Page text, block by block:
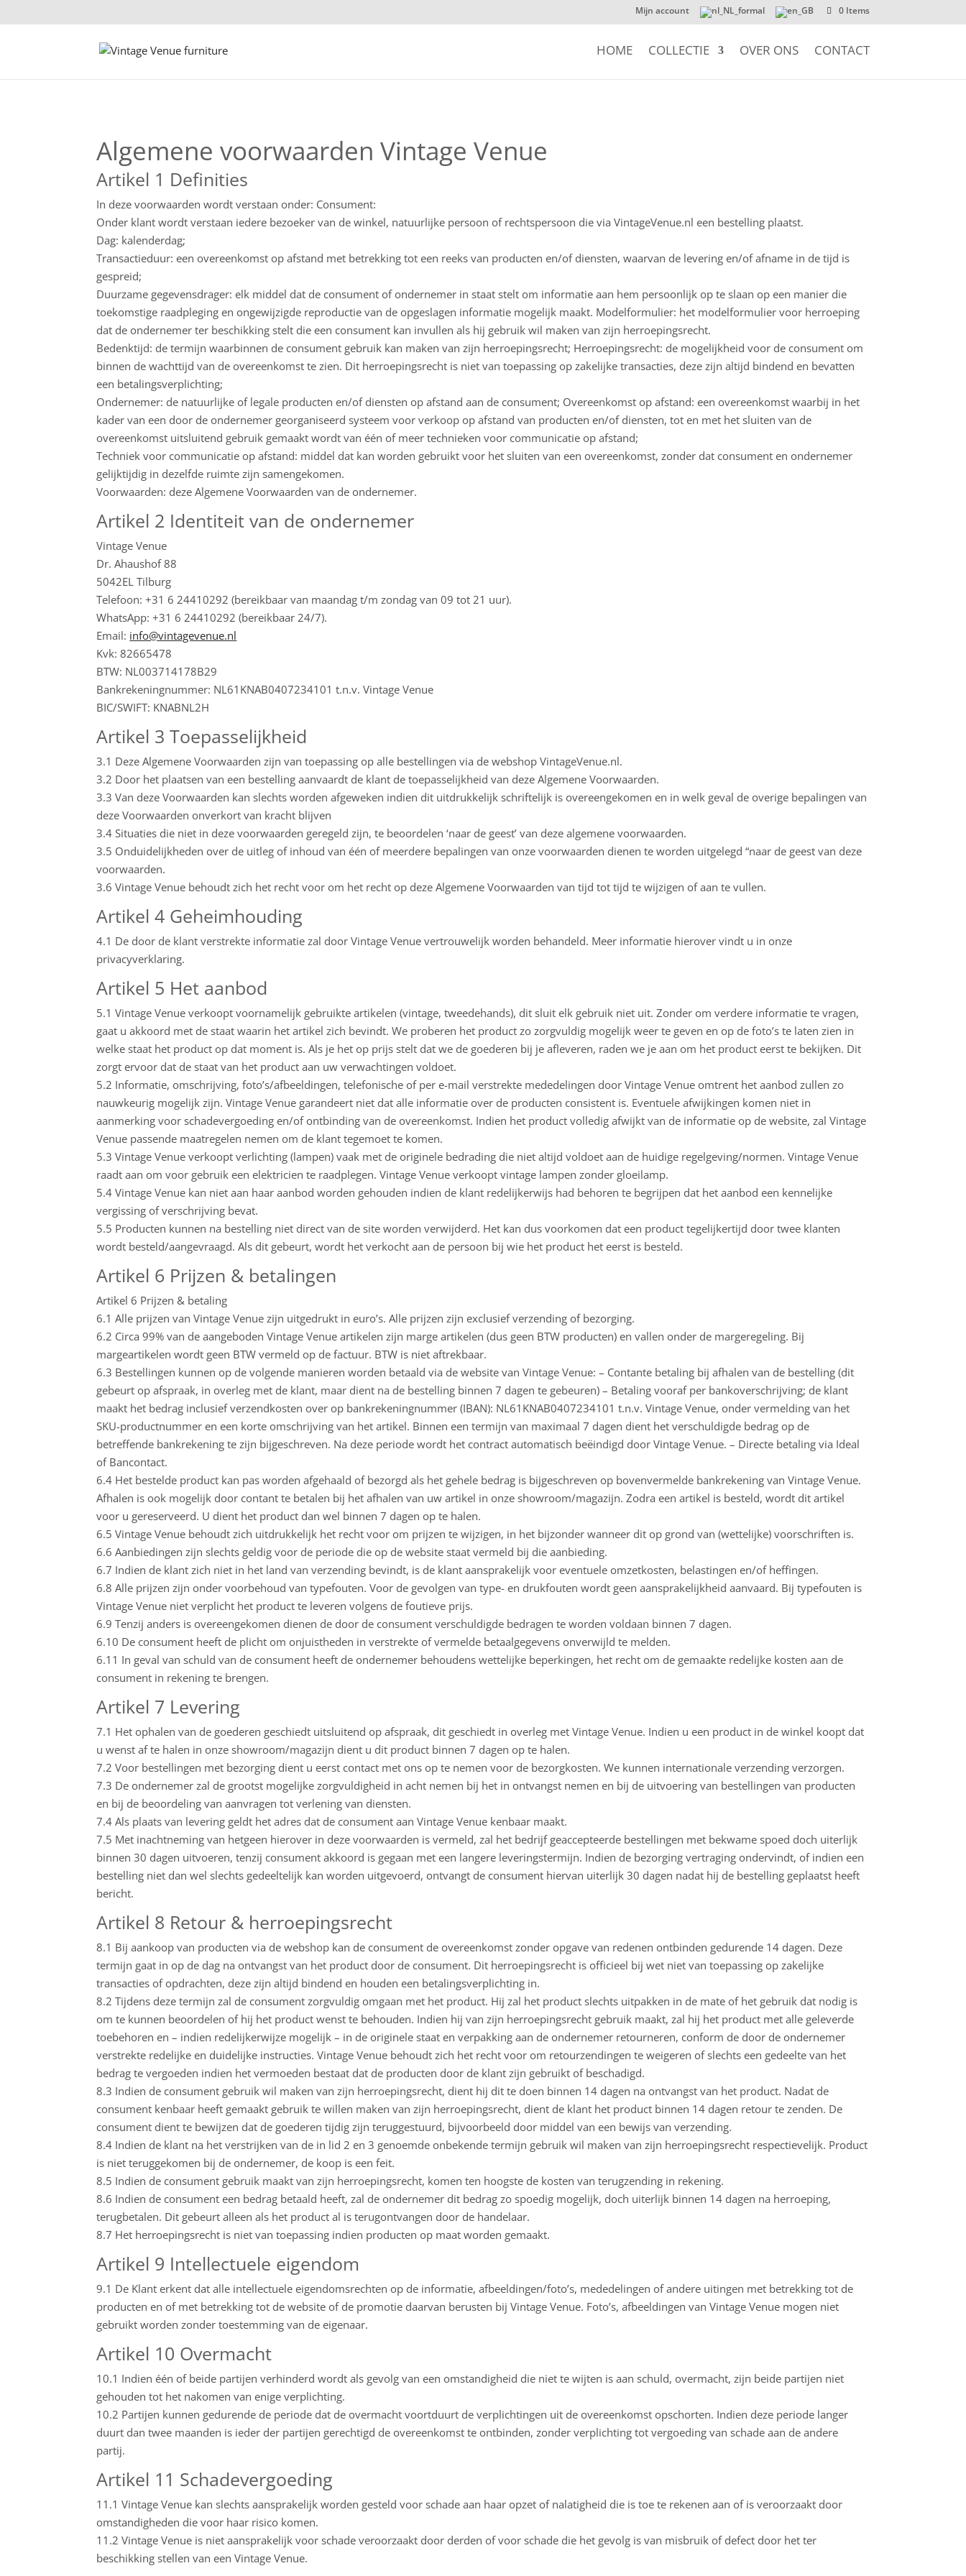
Mijn account 0 Items
HOME COLLECTIE OVER ONS CONTACT
Algemene voorwaarden Vintage Venue
Artikel 1 Definities
In deze voorwaarden wordt verstaan ​​onder: Consument:
Onder klant wordt verstaan ​​iedere bezoeker van de winkel, natuurlijke persoon of rechtspersoon die via VintageVenue.nl een bestelling plaatst.
Dag: kalenderdag;
Transactieduur: een overeenkomst op afstand met betrekking tot een reeks van producten en/of diensten, waarvan de levering en/of afname in de tijd is
gespreid;
Duurzame gegevensdrager: elk middel dat de consument of ondernemer in staat stelt om informatie aan hem persoonlijk op te slaan op een manier die
toekomstige raadpleging en ongewijzigde reproductie van de opgeslagen informatie mogelijk maakt. Modelformulier: het modelformulier voor herroeping
dat de ondernemer ter beschikking stelt die een consument kan invullen als hij gebruik wil maken van zijn herroepingsrecht.
Bedenktijd: de termijn waarbinnen de consument gebruik kan maken van zijn herroepingsrecht; Herroepingsrecht: de mogelijkheid voor de consument om
binnen de wachttijd van de overeenkomst te zien. Dit herroepingsrecht is niet van toepassing op zakelijke transacties, deze zijn altijd bindend en bevatten
een betalingsverplichting;
Ondernemer: de natuurlijke of legale producten en/of diensten op afstand aan de consument; Overeenkomst op afstand: een overeenkomst waarbij in het
kader van een door de ondernemer georganiseerd systeem voor verkoop op afstand van producten en/of diensten, tot en met het sluiten van de
overeenkomst uitsluitend gebruik gemaakt wordt van één of meer technieken voor communicatie op afstand;
Techniek voor communicatie op afstand: middel dat kan worden gebruikt voor het sluiten van een overeenkomst, zonder dat consument en ondernemer
gelijktijdig in dezelfde ruimte zijn samengekomen.
Voorwaarden: deze Algemene Voorwaarden van de ondernemer.
Artikel 2 Identiteit van de ondernemer
Vintage Venue
Dr. Ahaushof 88
5042EL Tilburg
Telefoon: +31 6 24410292 (bereikbaar van maandag t/m zondag van 09 tot 21 uur).
WhatsApp: +31 6 24410292 (bereikbaar 24/7).
Email: info@vintagevenue.nl
Kvk: 82665478
BTW: NL003714178B29
Bankrekeningnummer: NL61KNAB0407234101 t.n.v. Vintage Venue
BIC/SWIFT: KNABNL2H
Artikel 3 Toepasselijkheid
3.1 Deze Algemene Voorwaarden zijn van toepassing op alle bestellingen via de webshop VintageVenue.nl.
3.2 Door het plaatsen van een bestelling aanvaardt de klant de toepasselijkheid van deze Algemene Voorwaarden.
3.3 Van deze Voorwaarden kan slechts worden afgeweken indien dit uitdrukkelijk schriftelijk is overeengekomen en in welk geval de overige bepalingen van
deze Voorwaarden onverkort van kracht blijven
3.4 Situaties die niet in deze voorwaarden geregeld zijn, te beoordelen ‘naar de geest’ van deze algemene voorwaarden.
3.5 Onduidelijkheden over de uitleg of inhoud van één of meerdere bepalingen van onze voorwaarden dienen te worden uitgelegd “naar de geest van deze
voorwaarden.
3.6 Vintage Venue behoudt zich het recht voor om het recht op deze Algemene Voorwaarden van tijd tot tijd te wijzigen of aan te vullen.
Artikel 4 Geheimhouding
4.1 De door de klant verstrekte informatie zal door Vintage Venue vertrouwelijk worden behandeld. Meer informatie hierover vindt u in onze
privacyverklaring.
Artikel 5 Het aanbod
5.1 Vintage Venue verkoopt voornamelijk gebruikte artikelen (vintage, tweedehands), dit sluit elk gebruik niet uit. Zonder om verdere informatie te vragen,
gaat u akkoord met de staat waarin het artikel zich bevindt. We proberen het product zo zorgvuldig mogelijk weer te geven en op de foto’s te laten zien in
welke staat het product op dat moment is. Als je het op prijs stelt dat we de goederen bij je afleveren, raden we je aan om het product eerst te bekijken. Dit
zorgt ervoor dat de staat van het product aan uw verwachtingen voldoet.
5.2 Informatie, omschrijving, foto’s/afbeeldingen, telefonische of per e-mail verstrekte mededelingen door Vintage Venue omtrent het aanbod zullen zo
nauwkeurig mogelijk zijn. Vintage Venue garandeert niet dat alle informatie over de producten consistent is. Eventuele afwijkingen komen niet in
aanmerking voor schadevergoeding en/of ontbinding van de overeenkomst. Indien het product volledig afwijkt van de informatie op de website, zal Vintage
Venue passende maatregelen nemen om de klant tegemoet te komen.
5.3 Vintage Venue verkoopt verlichting (lampen) vaak met de originele bedrading die niet altijd voldoet aan de huidige regelgeving/normen. Vintage Venue
raadt aan om voor gebruik een elektricien te raadplegen. Vintage Venue verkoopt vintage lampen zonder gloeilamp.
5.4 Vintage Venue kan niet aan haar aanbod worden gehouden indien de klant redelijkerwijs had behoren te begrijpen dat het aanbod een kennelijke
vergissing of verschrijving bevat.
5.5 Producten kunnen na bestelling niet direct van de site worden verwijderd. Het kan dus voorkomen dat een product tegelijkertijd door twee klanten
wordt besteld/aangevraagd. Als dit gebeurt, wordt het verkocht aan de persoon bij wie het product het eerst is besteld.
Artikel 6 Prijzen & betalingen
Artikel 6 Prijzen & betaling
6.1 Alle prijzen van Vintage Venue zijn uitgedrukt in euro’s. Alle prijzen zijn exclusief verzending of bezorging.
6.2 Circa 99% van de aangeboden Vintage Venue artikelen zijn marge artikelen (dus geen BTW producten) en vallen onder de margeregeling. Bij
margeartikelen wordt geen BTW vermeld op de factuur. BTW is niet aftrekbaar.
6.3 Bestellingen kunnen op de volgende manieren worden betaald via de website van Vintage Venue: – Contante betaling bij afhalen van de bestelling (dit
gebeurt op afspraak, in overleg met de klant, maar dient na de bestelling binnen 7 dagen te gebeuren) – Betaling vooraf per bankoverschrijving; de klant
maakt het bedrag inclusief verzendkosten over op bankrekeningnummer (IBAN): NL61KNAB0407234101 t.n.v. Vintage Venue, onder vermelding van het
SKU-productnummer en een korte omschrijving van het artikel. Binnen een termijn van maximaal 7 dagen dient het verschuldigde bedrag op de
betreffende bankrekening te zijn bijgeschreven. Na deze periode wordt het contract automatisch beëindigd door Vintage Venue. – Directe betaling via Ideal
of Bancontact.
6.4 Het bestelde product kan pas worden afgehaald of bezorgd als het gehele bedrag is bijgeschreven op bovenvermelde bankrekening van Vintage Venue.
Afhalen is ook mogelijk door contant te betalen bij het afhalen van uw artikel in onze showroom/magazijn. Zodra een artikel is besteld, wordt dit artikel
voor u gereserveerd. U dient het product dan wel binnen 7 dagen op te halen.
6.5 Vintage Venue behoudt zich uitdrukkelijk het recht voor om prijzen te wijzigen, in het bijzonder wanneer dit op grond van (wettelijke) voorschriften is.
6.6 Aanbiedingen zijn slechts geldig voor de periode die op de website staat vermeld bij die aanbieding.
6.7 Indien de klant zich niet in het land van verzending bevindt, is de klant aansprakelijk voor eventuele omzetkosten, belastingen en/of heffingen.
6.8 Alle prijzen zijn onder voorbehoud van typefouten. Voor de gevolgen van type- en drukfouten wordt geen aansprakelijkheid aanvaard. Bij typefouten is
Vintage Venue niet verplicht het product te leveren volgens de foutieve prijs.
6.9 Tenzij anders is overeengekomen dienen de door de consument verschuldigde bedragen te worden voldaan binnen 7 dagen.
6.10 De consument heeft de plicht om onjuistheden in verstrekte of vermelde betaalgegevens onverwijld te melden.
6.11 In geval van schuld van de consument heeft de ondernemer behoudens wettelijke beperkingen, het recht om de gemaakte redelijke kosten aan de
consument in rekening te brengen.
Artikel 7 Levering
7.1 Het ophalen van de goederen geschiedt uitsluitend op afspraak, dit geschiedt in overleg met Vintage Venue. Indien u een product in de winkel koopt dat
u wenst af te halen in onze showroom/magazijn dient u dit product binnen 7 dagen op te halen.
7.2 Voor bestellingen met bezorging dient u eerst contact met ons op te nemen voor de bezorgkosten. We kunnen internationale verzending verzorgen.
7.3 De ondernemer zal de grootst mogelijke zorgvuldigheid in acht nemen bij het in ontvangst nemen en bij de uitvoering van bestellingen van producten
en bij de beoordeling van aanvragen tot verlening van diensten.
7.4 Als plaats van levering geldt het adres dat de consument aan Vintage Venue kenbaar maakt.
7.5 Met inachtneming van hetgeen hierover in deze voorwaarden is vermeld, zal het bedrijf geaccepteerde bestellingen met bekwame spoed doch uiterlijk
binnen 30 dagen uitvoeren, tenzij consument akkoord is gegaan met een langere leveringstermijn. Indien de bezorging vertraging ondervindt, of indien een
bestelling niet dan wel slechts gedeeltelijk kan worden uitgevoerd, ontvangt de consument hiervan uiterlijk 30 dagen nadat hij de bestelling geplaatst heeft
bericht.
Artikel 8 Retour & herroepingsrecht
8.1 Bij aankoop van producten via de webshop kan de consument de overeenkomst zonder opgave van redenen ontbinden gedurende 14 dagen. Deze
termijn gaat in op de dag na ontvangst van het product door de consument. Dit herroepingsrecht is officieel bij wet niet van toepassing op zakelijke
transacties of opdrachten, deze zijn altijd bindend en houden een betalingsverplichting in.
8.2 Tijdens deze termijn zal de consument zorgvuldig omgaan met het product. Hij zal het product slechts uitpakken in de mate of het gebruik dat nodig is
om te kunnen beoordelen of hij het product wenst te behouden. Indien hij van zijn herroepingsrecht gebruik maakt, zal hij het product met alle geleverde
toebehoren en – indien redelijkerwijze mogelijk – in de originele staat en verpakking aan de ondernemer retourneren, conform de door de ondernemer
verstrekte redelijke en duidelijke instructies. Vintage Venue behoudt zich het recht voor om retourzendingen te weigeren of slechts een gedeelte van het
bedrag te vergoeden indien het vermoeden bestaat dat de producten door de klant zijn gebruikt of beschadigd.
8.3 Indien de consument gebruik wil maken van zijn herroepingsrecht, dient hij dit te doen binnen 14 dagen na ontvangst van het product. Nadat de
consument kenbaar heeft gemaakt gebruik te willen maken van zijn herroepingsrecht, dient de klant het product binnen 14 dagen retour te zenden. De
consument dient te bewijzen dat de goederen tijdig zijn teruggestuurd, bijvoorbeeld door middel van een bewijs van verzending.
8.4 Indien de klant na het verstrijken van de in lid 2 en 3 genoemde onbekende termijn gebruik wil maken van zijn herroepingsrecht respectievelijk. Product
is niet teruggekomen bij de ondernemer, de koop is een feit.
8.5 Indien de consument gebruik maakt van zijn herroepingsrecht, komen ten hoogste de kosten van terugzending in rekening.
8.6 Indien de consument een bedrag betaald heeft, zal de ondernemer dit bedrag zo spoedig mogelijk, doch uiterlijk binnen 14 dagen na herroeping,
terugbetalen. Dit gebeurt alleen als het product al is terugontvangen door de handelaar.
8.7 Het herroepingsrecht is niet van toepassing indien producten op maat worden gemaakt.
Artikel 9 Intellectuele eigendom
9.1 De Klant erkent dat alle intellectuele eigendomsrechten op de informatie, afbeeldingen/foto’s, mededelingen of andere uitingen met betrekking tot de
producten en of met betrekking tot de website of de promotie daarvan berusten bij Vintage Venue. Foto’s, afbeeldingen van Vintage Venue mogen niet
gebruikt worden zonder toestemming van de eigenaar.
Artikel 10 Overmacht
10.1 Indien één of beide partijen verhinderd wordt als gevolg van een omstandigheid die niet te wijten is aan schuld, overmacht, zijn beide partijen niet
gehouden tot het nakomen van enige verplichting.
10.2 Partijen kunnen gedurende de periode dat de overmacht voortduurt de verplichtingen uit de overeenkomst opschorten. Indien deze periode langer
duurt dan twee maanden is ieder der partijen gerechtigd de overeenkomst te ontbinden, zonder verplichting tot vergoeding van schade aan de andere
partij.
Artikel 11 Schadevergoeding
11.1 Vintage Venue kan slechts aansprakelijk worden gesteld voor schade aan haar opzet of nalatigheid die is toe te rekenen aan of is veroorzaakt door
omstandigheden die voor haar risico komen.
11.2 Vintage Venue is niet aansprakelijk voor schade veroorzaakt door derden of voor schade die het gevolg is van misbruik of defect door het ter
beschikking stellen van een Vintage Venue.